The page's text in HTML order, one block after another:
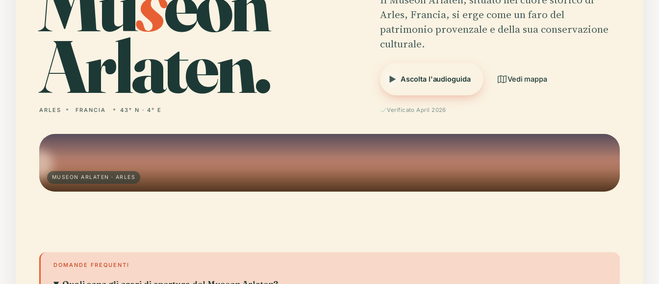
Arlaten.
ARLES FRANCIA 43° N · 4° E
Arles, Francia, si erge come un faro del
patrimonio provenzale e della sua conservazione
culturale.
Ascolta l'audioguida Vedi mappa
Verificato April 2026
MUSEON ARLATEN · ARLES
DOMANDE FREQUENTI